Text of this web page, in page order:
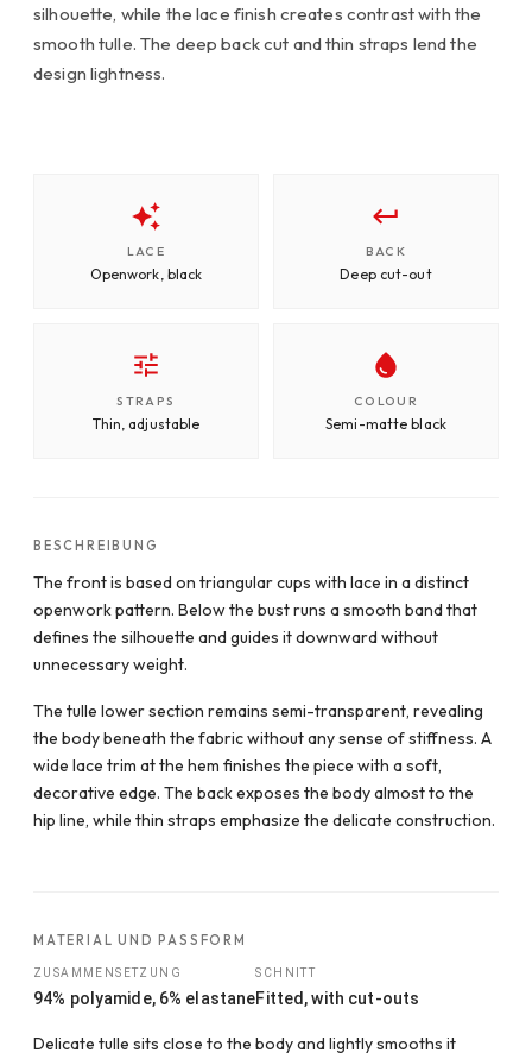
silhouette, while the lace finish creates contrast with the
smooth tulle. The deep back cut and thin straps lend the
design lightness.
LACE
Openwork, black
BACK
Deep cut-out
STRAPS
Thin, adjustable
COLOUR
Semi-matte black
BESCHREIBUNG
The front is based on triangular cups with lace in a distinct
openwork pattern. Below the bust runs a smooth band that
defines the silhouette and guides it downward without
unnecessary weight.
The tulle lower section remains semi-transparent, revealing
the body beneath the fabric without any sense of stiffness. A
wide lace trim at the hem finishes the piece with a soft,
decorative edge. The back exposes the body almost to the
hip line, while thin straps emphasize the delicate construction.
MATERIAL UND PASSFORM
ZUSAMMENSETZUNG
94% polyamide, 6% elastane
SCHNITT
Fitted, with cut-outs
Delicate tulle sits close to the body and lightly smooths it